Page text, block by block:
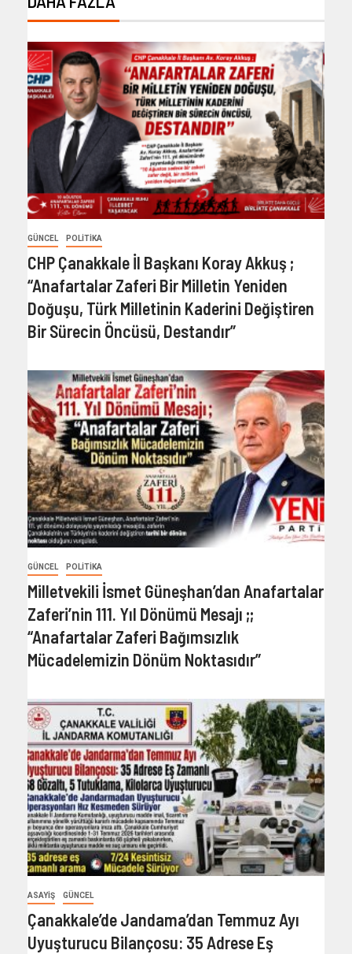
GÜNCEL POLITIKA
CHP Çanakkale İl Başkanı Koray Akkuş ;
“Anafartalar Zaferi Bir Milletin Yeniden
Doğuşu, Türk Milletinin Kaderini Değiştiren
Bir Sürecin Öncüsü, Destandır”
GÜNCEL POLITIKA
Milletvekili İsmet Güneşhan’dan Anafartalar
Zaferi’nin 111. Yıl Dönümü Mesajı ;;
“Anafartalar Zaferi Bağımsızlık
Mücadelemizin Dönüm Noktasıdır”
ASAYIŞ GÜNCEL
Çanakkale’de Jandama’dan Temmuz Ayı
Uyuşturucu Bilançosu: 35 Adrese Eş